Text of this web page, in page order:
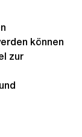
können
zur